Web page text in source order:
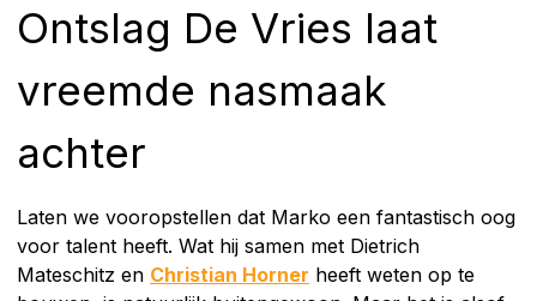
Ontslag De Vries laat
vreemde nasmaak
achter
Laten we vooropstellen dat Marko een fantastisch oog
voor talent heeft. Wat hij samen met Dietrich
Mateschitz en Christian Horner heeft weten op te